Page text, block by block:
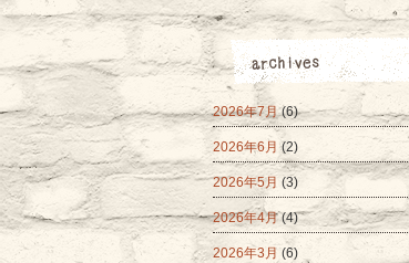
2026年7月(6)
2026年6月 (2)
2026年5月 (3)
2026年4月(4)
2026年3月 (6)